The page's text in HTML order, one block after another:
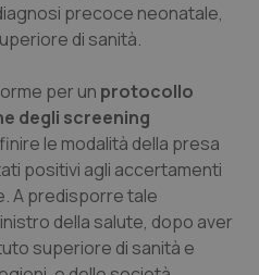
precoce neonatale,
di sanità.
per un protocollo
degli screening
le modalità della presa
positivi agli accertamenti
A predisporre tale
della salute, dopo aver
superiore di sanità e